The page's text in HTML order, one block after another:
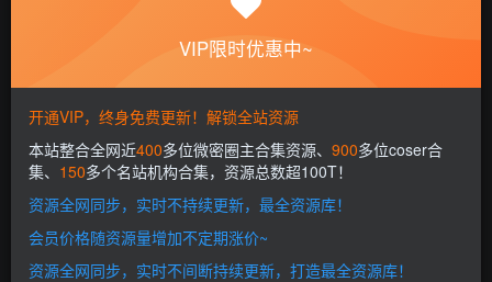
此内容为付费资源，请付费后查看
会员专属资源
您暂无购买权限，请先开通会员
开通会员
网盘资源不会解压的请点此查看解压教程>
VIP限时优惠中~
开通VIP，终身免费更新！解锁全站资源
本站整合全网近400多位微密圈主合集资源、 900多位coser合
集、 150多个名站机构合集，资源总数超100T！
资源全网同步，实时不持续更新，最全资源库！
会员价格随资源量增加不定期涨价~
资源全网同步，实时不间断持续更新，打造最全资源库！